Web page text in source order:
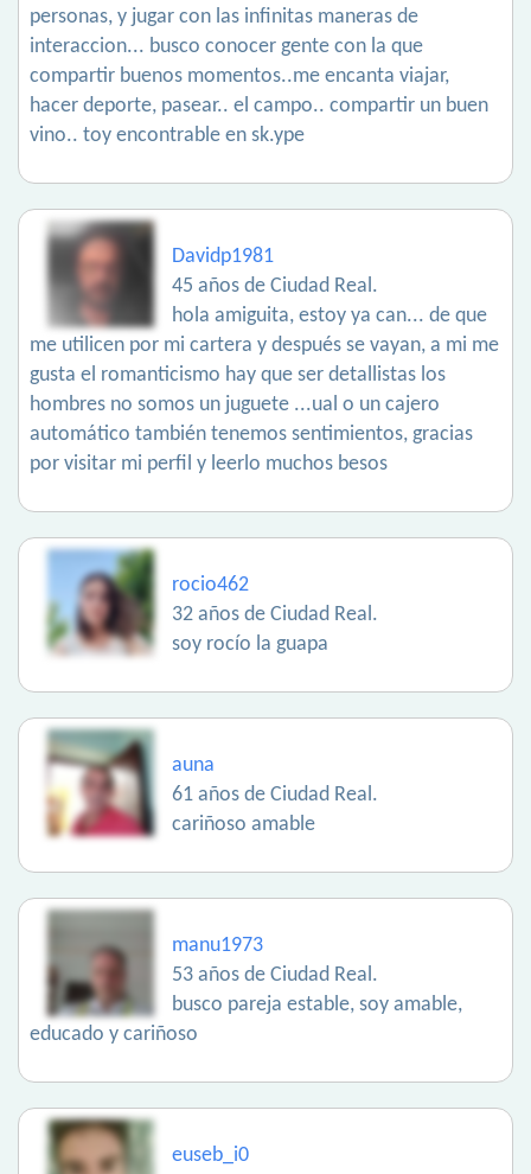
personas, y jugar con las infinitas maneras de
interaccion... busco conocer gente con la que
compartir buenos momentos..me encanta viajar,
hacer deporte, pasear.. el campo.. compartir un buen
vino.. toy encontrable en sk.ype
Davidp1981
45 años de Ciudad Real.
hola amiguita, estoy ya can... de que
me utilicen por mi cartera y después se vayan, a mi me
gusta el romanticismo hay que ser detallistas los
hombres no somos un juguete ...ual o un cajero
automático también tenemos sentimientos, gracias
por visitar mi perfil y leerlo muchos besos
rocio462
32 años de Ciudad Real.
soy rocío la guapa
auna
61 años de Ciudad Real.
cariñoso amable
manu1973
53 años de Ciudad Real.
busco pareja estable, soy amable,
educado y cariñoso
euseb_i0